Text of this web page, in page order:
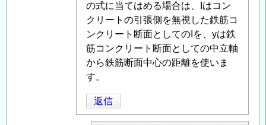
ン
ク
リ
ー
ト
の
面
耐
の式に当てはめる場合は、Iはコン
クリートの引張側を無視した鉄筋コ
ンクリート断面としてのIを、yは鉄
筋コンクリート断面としての中立軸
から鉄筋断面中心の距離を使いま
す。
返信